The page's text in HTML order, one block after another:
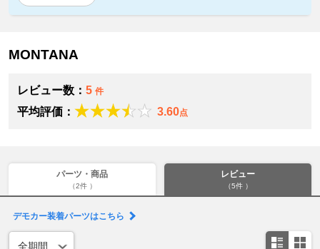
MONTANA
レビュー数： 5 件
平均評価： 3.60点
パーツ・商品
（2件 ）
レビュー
（5件 ）
デモカー装着パーツはこちら